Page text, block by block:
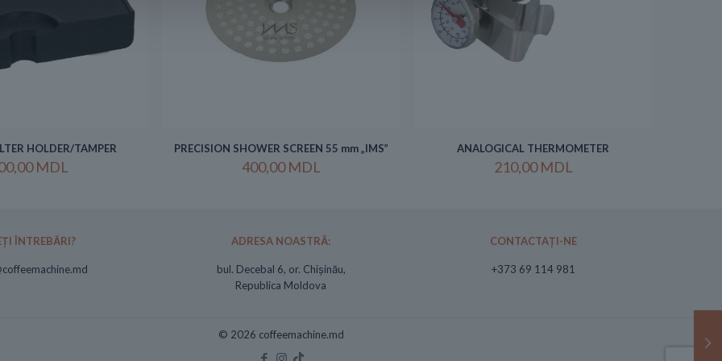
HOLDER/TAMPER
MDL
PRECISION SHOWER SCREEN 55 mm „IMS”
400,00MDL
ANALOGICAL THERMOMETER
210,00MDL
ÎNTREBĂRI? ADRESA NOASTRĂ:
bul. Decebal 6, or. Chișinău,
Republica Moldova
CONTACTAȚI-NE
+373 69 114 981
© 2026 coffeemachine.md